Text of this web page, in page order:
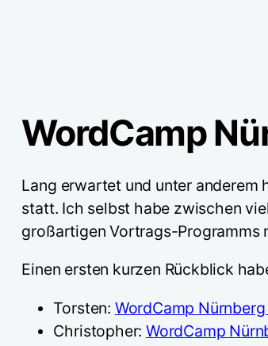
WordCamp
Lang erwartet und unter anderem
statt. Ich selbst habe zwischen
großartigen Vortrags-Programms
Einen ersten kurzen Rückblick
Torsten: WordCamp
Christopher: WordCamp